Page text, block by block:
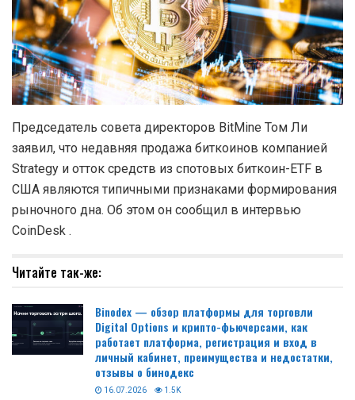
Председатель совета директоров BitMine Том Ли
заявил, что недавняя продажа биткоинов компанией
Strategy и отток средств из спотовых биткоин-ETF в
США являются типичными признаками формирования
рыночного дна. Об этом он сообщил в интервью
CoinDesk .
Читайте так-же:
Binodex — обзор платформы для торговли
Digital Options и крипто-фьючерсами, как
работает платформа, регистрация и вход в
личный кабинет, преимущества и недостатки,
отзывы о бинодекс
16.07.2026 1.5K